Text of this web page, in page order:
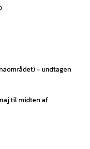
- undtagen
til midten af